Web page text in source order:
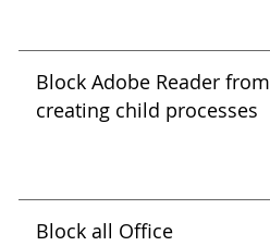
Block Adobe Reader from
creating child processes
Block all Office